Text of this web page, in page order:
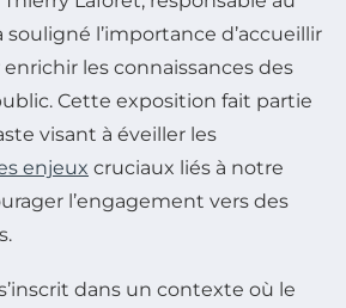
souligné l’importance d’accueillir
les connaissances des
Cette exposition fait partie
visant à éveiller les
enjeux cruciaux liés à notre
l’engagement vers des
dans un contexte où le